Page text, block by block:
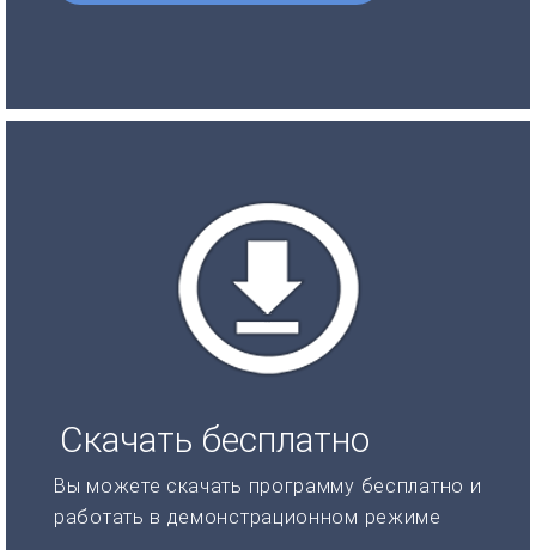
Скачать бесплатно
Вы можете скачать программу бесплатно и
работать в демонстрационном режиме